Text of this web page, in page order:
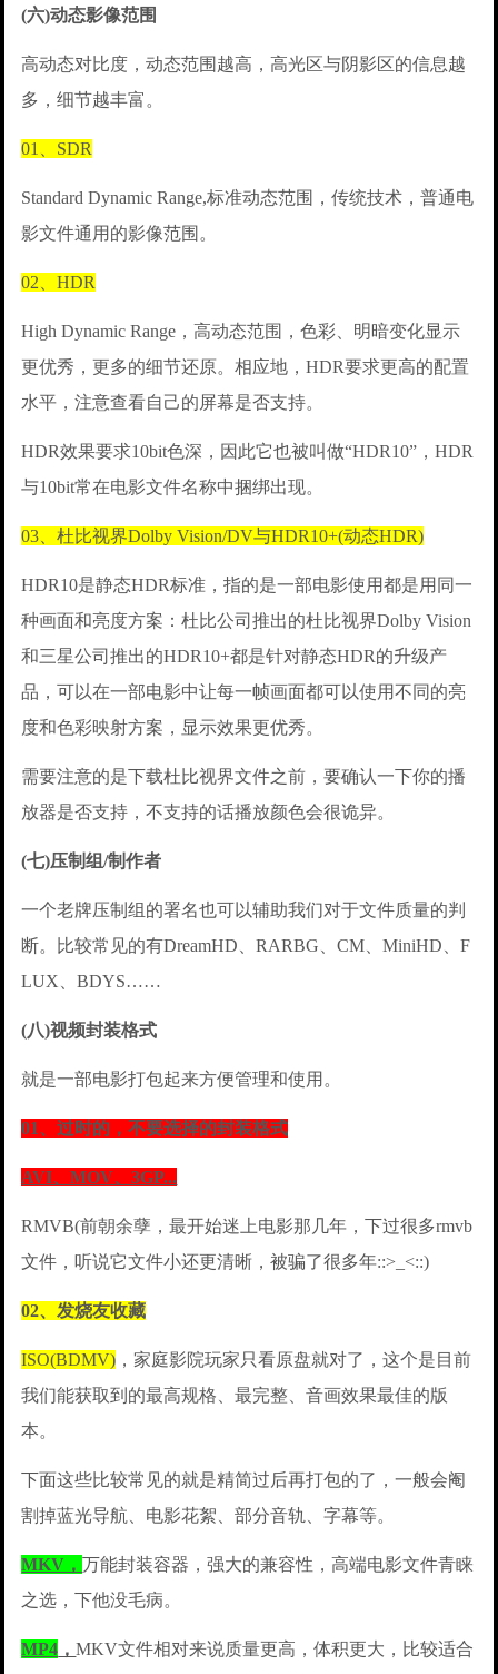
(六)动态影像范围
高动态对比度，动态范围越高，高光区与阴影区的信息越
多，细节越丰富。
01、SDR
Standard Dynamic Range,标准动态范围，传统技术，普通电
影文件通用的影像范围。
02、HDR
High Dynamic Range，高动态范围，色彩、明暗变化显示
更优秀，更多的细节还原。相应地，HDR要求更高的配置
水平，注意查看自己的屏幕是否支持。
HDR效果要求10bit色深，因此它也被叫做“HDR10”，HDR
与10bit常在电影文件名称中捆绑出现。
03、杜比视界Dolby Vision/DV与HDR10+(动态HDR)
HDR10是静态HDR标准，指的是一部电影使用都是用同一
种画面和亮度方案：杜比公司推出的杜比视界Dolby Vision
和三星公司推出的HDR10+都是针对静态HDR的升级产
品，可以在一部电影中让每一帧画面都可以使用不同的亮
度和色彩映射方案，显示效果更优秀。
需要注意的是下载杜比视界文件之前，要确认一下你的播
放器是否支持，不支持的话播放颜色会很诡异。
(七)压制组/制作者
一个老牌压制组的署名也可以辅助我们对于文件质量的判
断。比较常见的有DreamHD、RARBG、CM、MiniHD、F
LUX、BDYS……
(八)视频封装格式
就是一部电影打包起来方便管理和使用。
01、过时的，不要选择的封装格式
AVI、MOV、3GP...
RMVB(前朝余孽，最开始迷上电影那几年，下过很多rmvb
文件，听说它文件小还更清晰，被骗了很多年::>_<::)
02、发烧友收藏
ISO(BDMV) ，家庭影院玩家只看原盘就对了，这个是目前
我们能获取到的最高规格、最完整、音画效果最佳的版
本。
下面这些比较常见的就是精简过后再打包的了，一般会阉
割掉蓝光导航、电影花絮、部分音轨、字幕等。
MKV，万能封装容器，强大的兼容性，高端电影文件青睐
之选，下他没毛病。
MP4 ，MKV文件相对来说质量更高，体积更大，比较适合